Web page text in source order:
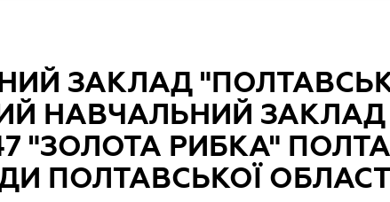
ЗАКЛАД
НАВЧАЛЬНИЙ ЗАКЛАД
"ЗОЛОТА РИБКА"
ПОЛТАВСЬКОЇ